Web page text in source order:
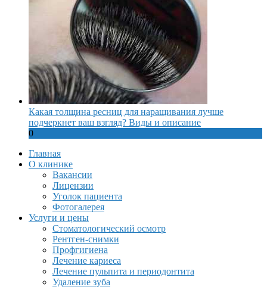
Какая толщина ресниц для наращивания лучше
подчеркнет ваш взгляд? Виды и описание
0
Главная
О клинике
Вакансии
Лицензии
Уголок пациента
Фотогалерея
Услуги и цены
Стоматологический осмотр
Рентген-снимки
Профгигиена
Лечение кариеса
Лечение пульпита и периодонтита
Удаление зуба